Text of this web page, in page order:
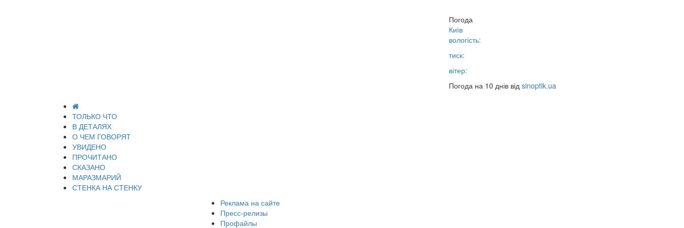
Погода
Київ
вологість:
тиск:
вітер:
Погода на 10 днів від sinoptik.ua
ТОЛЬКО ЧТО
В ДЕТАЛЯХ
О ЧЕМ ГОВОРЯТ
УВИДЕНО
ПРОЧИТАНО
СКАЗАНО
МАРАЗМАРИЙ
СТЕНКА НА СТЕНКУ
Реклама на сайте
Пресс-релизы
Профайлы